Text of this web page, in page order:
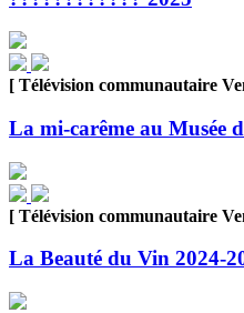
[ Télévision communautaire
La mi-carême au Musée
[ Télévision communautaire
La Beauté du Vin 2024-